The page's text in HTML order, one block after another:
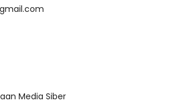
Media Siber